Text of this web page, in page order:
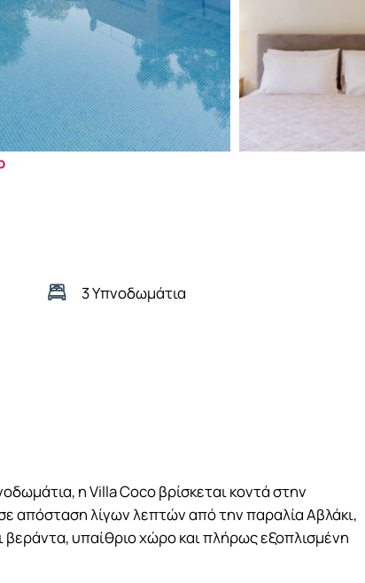
3 Υπνοδωμάτια
η Villa Coco βρίσκεται κοντά στην
απόσταση λίγων λεπτών από την παραλία Αβλάκι,
βεράντα, υπαίθριο χώρο και πλήρως εξοπλισμένη